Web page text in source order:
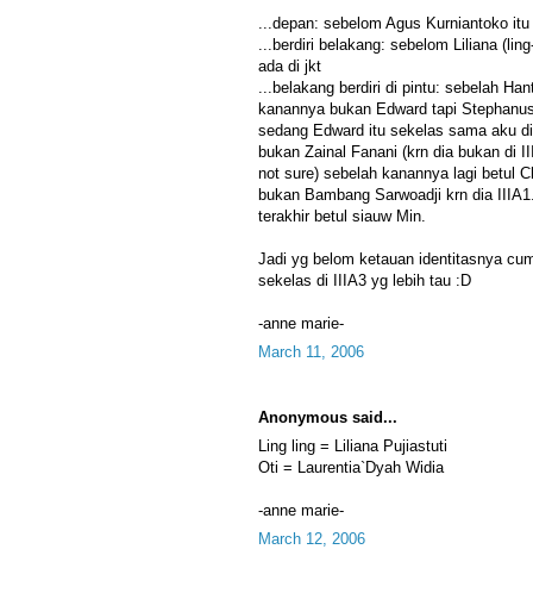
...depan: sebelom Agus Kurniantoko
...berdiri belakang: sebelom Liliana
ada di jkt
...belakang berdiri di pintu: sebelah
kanannya bukan Edward tapi
sedang Edward itu sekelas sama aku
bukan Zainal Fanani (krn dia bukan di
not sure) sebelah kanannya lagi betul
bukan Bambang Sarwoadji krn dia
terakhir betul siauw Min.
Jadi yg belom ketauan identitasnya
sekelas di IIIA3 yg lebih tau :D
-anne marie-
March 11, 2006
Anonymous said...
Ling ling = Liliana Pujiastuti
Oti = Laurentia`Dyah Widia
-anne marie-
March 12, 2006